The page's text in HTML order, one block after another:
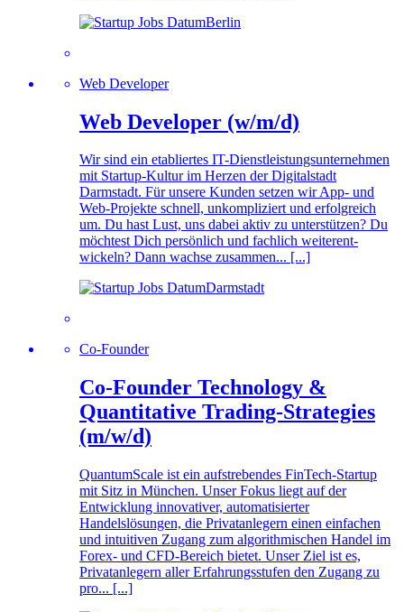
Berlin
Web Developer
Web Developer (w/m/d)
Wir sind ein etabliertes IT-Dienstleistungsunternehmen
mit Startup-Kultur im Herzen der Digitalstadt
Darmstadt. Für unsere Kunden setzen wir App- und
Web-Projekte schnell, un­kom­pli­ziert und erfolgreich
um. Du hast Lust, uns dabei aktiv zu unterstützen? Du
möchtest Dich persönlich und fachlich weiter­ent­
wickeln? Dann wachse zu­sam­men... [...]
Darmstadt
Co-Founder
Co-Founder Technology &
Quantitative Trading-Strategies
(m/w/d)
QuantumScale ist ein aufstrebendes FinTech-Startup
mit Sitz in München. Unser Fokus liegt auf der
Entwicklung innovativer, automatisierter
Handelslösungen, die Privatanlegern einen einfachen
und intuitiven Zugang zum algorithmischen Handel im
Forex- und CFD-Bereich bietet. Unser Ziel ist es,
Privatanlegern aller Erfahrungsstufen den Zugang zu
pro... [...]